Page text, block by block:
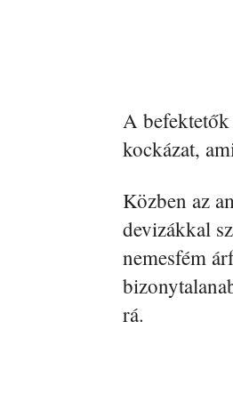
A befektetők
kockázat,
Közben az
devizákkal
nemesfém
rá.